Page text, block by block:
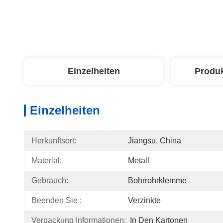
Einzelheiten
Einzelheiten
Herkunftsort: Jiangsu, China
Material: Metall
Gebrauch: Bohrrohrklemme
Beenden Sie.: Verzinkte
Verpackung Informationen: In Den Kartonen